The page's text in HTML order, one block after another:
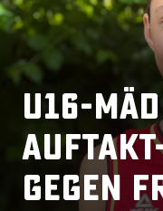
U16-
gegen